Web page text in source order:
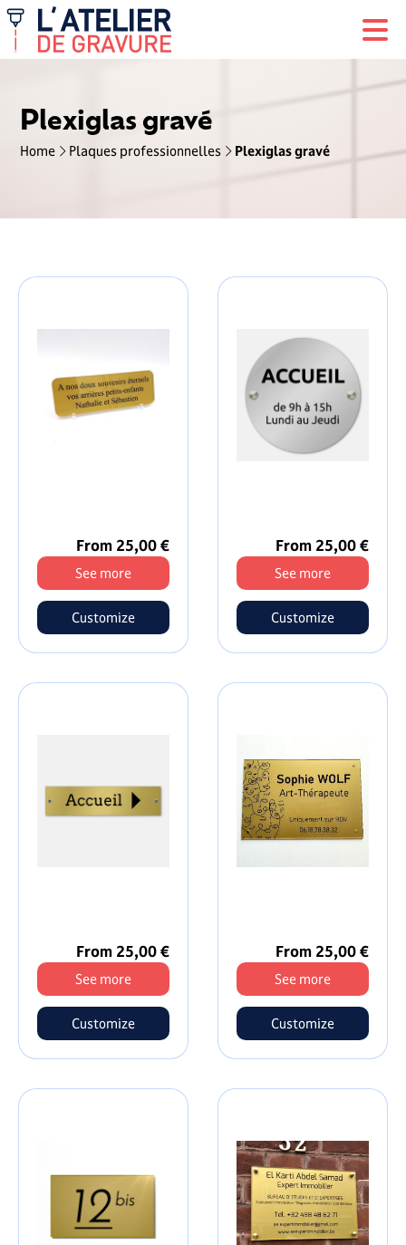
Plexiglas gravé
Home Plaques professionnelles Plexiglas gravé
From 25,00 €
See more
Customize
From 25,00 €
See more
Customize
From 25,00 €
See more
Customize
From 25,00 €
See more
Customize